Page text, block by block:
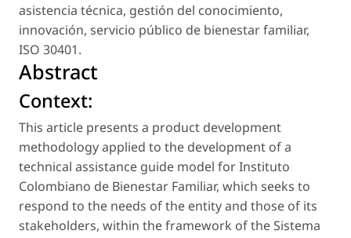
asistencia técnica, gestión del conocimiento,
innovación, servicio público de bienestar familiar,
ISO 30401.
Abstract
Context:
This article presents a product development
methodology applied to the development of a
technical assistance guide model for Instituto
Colombiano de Bienestar Familiar, which seeks to
respond to the needs of the entity and those of its
stakeholders, within the framework of the Sistema